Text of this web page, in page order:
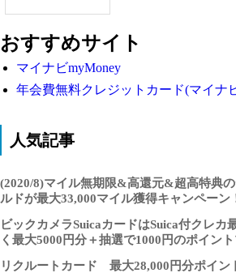
おすすめサイト
マイナビmyMoney
年会費無料クレジットカード(マイナ
人気記事
(2020/8)マイル無期限&高還元&超高特典
ルドが最大33,000マイル獲得キャンペーン
ビックカメラSuicaカードはSuica付クレ
く最大5000円分＋抽選で1000円のポイン
リクルートカード 最大28,000円分ポイン